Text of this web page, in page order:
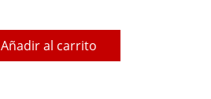
Añadir al carrito